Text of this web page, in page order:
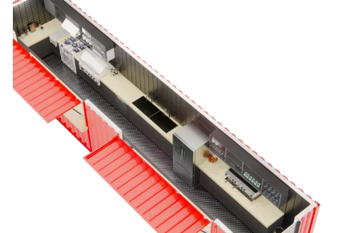
Współpraca B2B
Realizacje
Wycena